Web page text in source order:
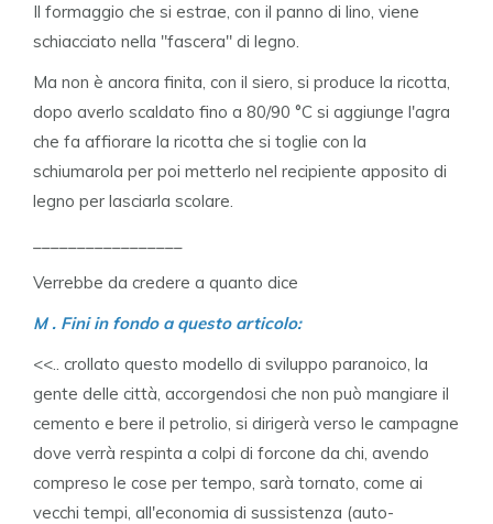
Il formaggio che si estrae, con il panno di lino, viene
schiacciato nella "fascera" di legno.
Ma non è ancora finita, con il siero, si produce la ricotta,
dopo averlo scaldato fino a 80/90 °C si aggiunge l'agra
che fa affiorare la ricotta che si toglie con la
schiumarola per poi metterlo nel recipiente apposito di
legno per lasciarla scolare.
Verrebbe da credere a quanto dice
M . Fini in fondo a questo articolo:
<<.. crollato questo modello di sviluppo paranoico, la
gente delle città, accorgendosi che non può mangiare il
cemento e bere il petrolio, si dirigerà verso le campagne
dove verrà respinta a colpi di forcone da chi, avendo
compreso le cose per tempo, sarà tornato, come ai
vecchi tempi, all'economia di sussistenza (auto-